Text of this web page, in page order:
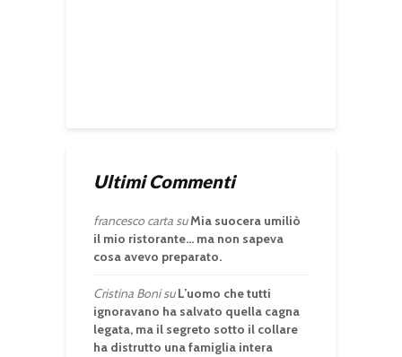
Ultimi Commenti
francesco cartasuMia suocera umiliò
il mio ristorante… ma non sapeva
cosa avevo preparato.
Cristina BonisuL’uomo che tutti
ignoravano ha salvato quella cagna
legata, ma il segreto sotto il collare
ha distrutto una famiglia intera